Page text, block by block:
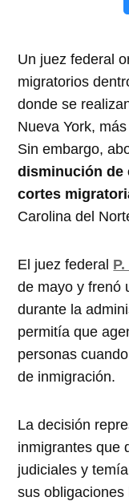
Un juez federal
migratorios
donde se
Nueva York,
Sin embargo,
disminución de
cortes
Carolina del
El juez federal
de mayo y frenó
durante la
permitía que
personas
de inmigración.
La decisión
inmigrantes que
judiciales y
sus obligaciones